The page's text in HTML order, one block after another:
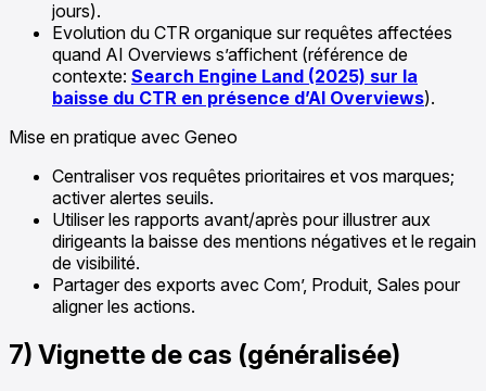
jours).
Evolution du CTR organique sur requêtes affectées
quand AI Overviews s’affichent (référence de
contexte: Search Engine Land (2025) sur la
baisse du CTR en présence d’AI Overviews).
Mise en pratique avec Geneo
Centraliser vos requêtes prioritaires et vos marques;
activer alertes seuils.
Utiliser les rapports avant/après pour illustrer aux
dirigeants la baisse des mentions négatives et le regain
de visibilité.
Partager des exports avec Com’, Produit, Sales pour
aligner les actions.
7) Vignette de cas (généralisée)